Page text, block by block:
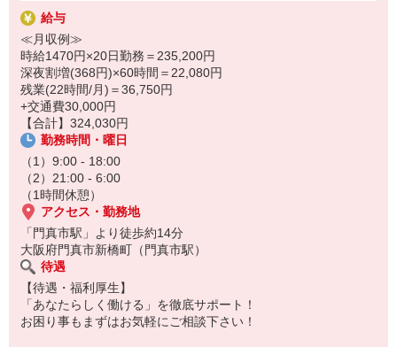
・製品を緩衝材で包み保護する
・段ボールに決まった数を詰めていく
このようなお仕事です！
要領をつかんだら誰でも出来る簡単作業
スキルや経験なども必要ありません
必要なのは集中力とコツコツ作業の忍耐力のみ◎
▼職場の雰囲気
・清掃が行き届いたキレイな職場
・食堂・売店あり！
→300〜400円でお腹いっぱい
・鍵付き個人ロッカー完備
▼一緒に働く社員について
【20代】約44％
【30代】約38％
【40代】約18％
スタッフの平均年齢は35.1歳。
給与
≪月収例≫
時給1470円×20日勤務＝235,200円
深夜割増(368円)×60時間＝22,080円
残業(22時間/月)＝36,750円
+交通費30,000円
【合計】324,030円
勤務時間・曜日
（1）9:00 - 18:00
（2）21:00 - 6:00
（1時間休憩）
アクセス・勤務地
「門真市駅」より徒歩約14分
大阪府門真市新橋町（門真市駅）
待遇
【待遇・福利厚生】
「あなたらしく働ける」を徹底サポート！
お困り事もまずはお気軽にご相談下さい！